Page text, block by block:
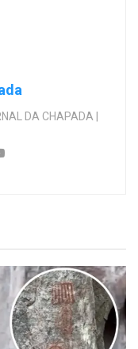
DA CHAPADA |